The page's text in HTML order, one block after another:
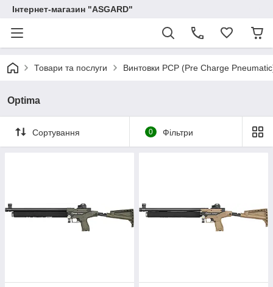
Інтернет-магазин "ASGARD"
Товари та послуги Винтовки PCP (Pre Charge
Optima
Сортування 0 Фільтри